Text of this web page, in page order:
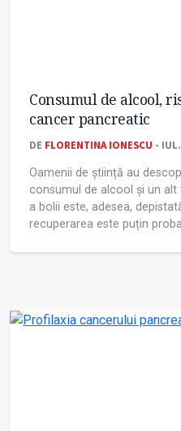
Consumul de alcool,
cancer pancreatic
DE FLORENTINA IONESCU -
Oamenii de știință au
consumul de alcool și un
a bolii este, adesea,
recuperarea este puțin